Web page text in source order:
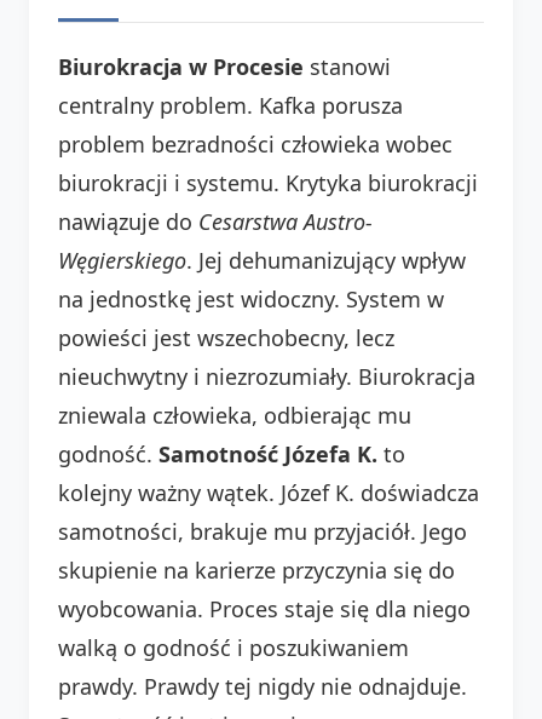
Biurokracja w Procesie stanowi
centralny problem. Kafka porusza
problem bezradności człowieka wobec
biurokracji i systemu. Krytyka biurokracji
nawiązuje do Cesarstwa Austro-
Węgierskiego. Jej dehumanizujący wpływ
na jednostkę jest widoczny. System w
powieści jest wszechobecny, lecz
nieuchwytny i niezrozumiały. Biurokracja
zniewala człowieka, odbierając mu
godność. Samotność Józefa K. to
kolejny ważny wątek. Józef K. doświadcza
samotności, brakuje mu przyjaciół. Jego
skupienie na karierze przyczynia się do
wyobcowania. Proces staje się dla niego
walką o godność i poszukiwaniem
prawdy. Prawdy tej nigdy nie odnajduje.